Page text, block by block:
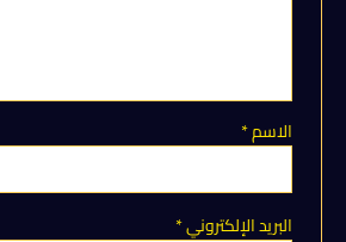
الاسم*
البريد الإلكتروني*